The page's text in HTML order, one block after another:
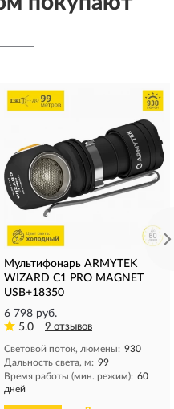
Мультифонарь ARMYTEK
WIZARD C1 PRO MAGNET
USB+18350
6 798 руб.
5.0
9 отзывов
Световой поток, люмены: 930
Дальность света, м: 99
Время работы (мин. режим): 60
дней